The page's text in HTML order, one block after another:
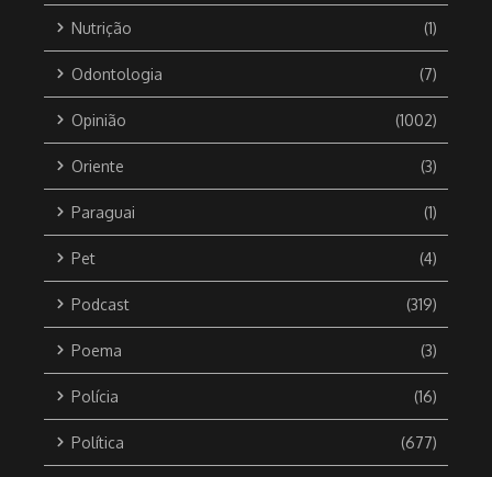
Nutrição (1)
Odontologia (7)
Opinião (1002)
Oriente (3)
Paraguai (1)
Pet (4)
Podcast (319)
Poema (3)
Polícia (16)
Política (677)